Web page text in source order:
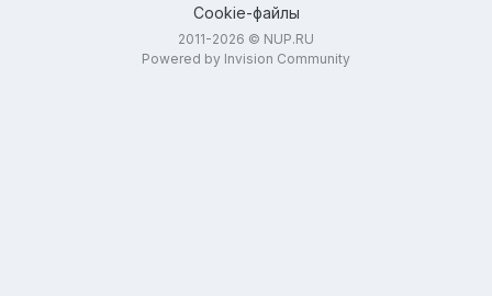
Cookie-файлы
2011-2026 © NUP.RU
Powered by Invision Community